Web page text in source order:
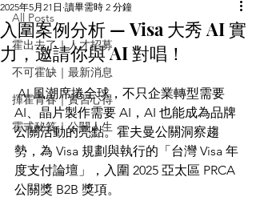
All Posts
霍出去了｜人才招募
不可霍缺｜最新消息
揮霍青春｜實習心得
霍式秘笈｜公關人生
入圍案例分析 — Visa 大秀 AI 實
力，邀請你與 AI 對唱！
2025年5月21日 讀畢需時 2 分鐘
AI 風潮席捲全球，不只企業轉型需要
AI、晶片製作需要 AI，AI 也能成為品牌
公關活動的亮點。霍夫曼公關洞察趨
勢，為 Visa 規劃與執行的「台灣 Visa 年
度支付論壇」，入圍 2025 亞太區 PRCA
公關獎 B2B 獎項。